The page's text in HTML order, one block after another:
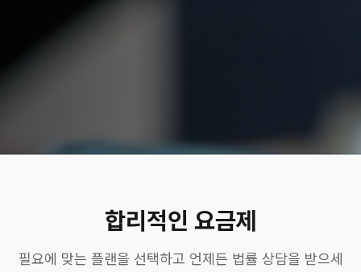
합리적인 요금제
필요에 맞는 플랜을 선택하고 언제든 법률 상담을 받으세